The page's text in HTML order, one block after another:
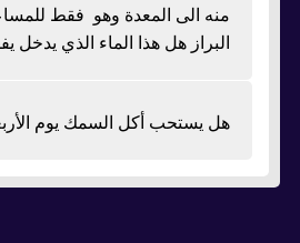
منه الى المعدة وهو فقط
البراز هل هذا الماء الذي يدخل
هل يستحب أكل السمك يوم